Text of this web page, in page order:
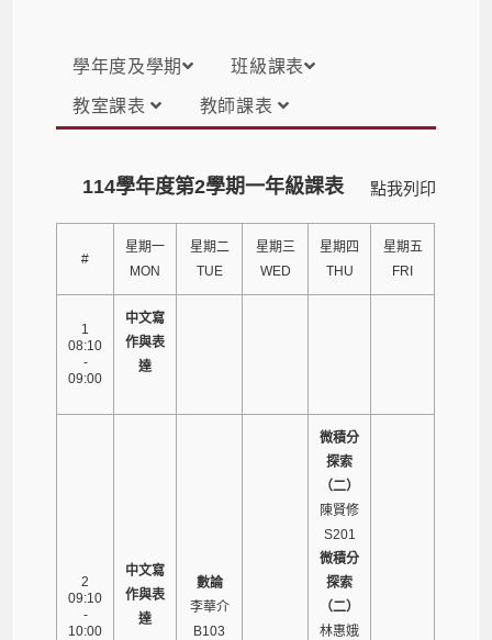
學年度及學期 班級課表
教室課表 教師課表
點我列印
114學年度第2學期一年級課表
#
星期一
MON
星期二
TUE
星期三
WED
星期四
THU
星期五
FRI
1
08:10
-
09:00
中文寫
作與表
達
2
09:10
-
10:00
中文寫
作與表
達
數論
李華介
B103
微積分
探索
（二）
陳賢修
S201
微積分
探索
（二）
林惠娥